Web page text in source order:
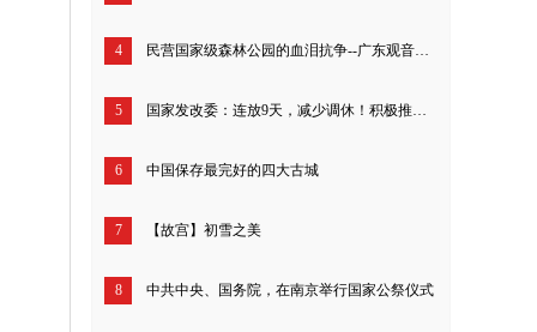
4 民营国家级森林公园的血泪抗争--广东观音山26年来究竟经历了什么？
5 国家发改委：连放9天，减少调休！积极推动优化节假日安排
6 中国保存最完好的四大古城
7 【故宫】初雪之美
8 中共中央、国务院，在南京举行国家公祭仪式